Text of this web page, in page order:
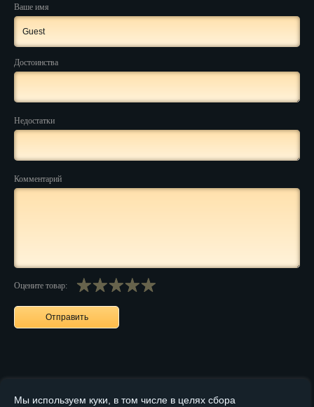
Новосибирск
Новочеркасск
Норильск
Ваше имя
Достоинства
Недостатки
Комментарий
Оцените товар:
Мы используем куки, в том числе в целях сбора